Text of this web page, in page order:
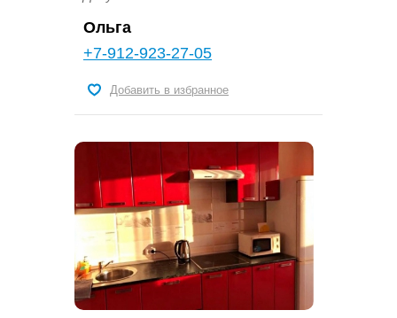
Ольга
+7-912-923-27-05
Добавить в избранное